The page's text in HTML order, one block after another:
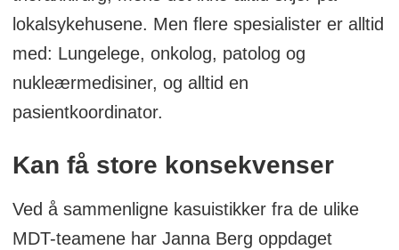
lokalsykehusene. Men flere spesialister er alltid
med: Lungelege, onkolog, patolog og
nukleærmedisiner, og alltid en
pasientkoordinator.
Kan få store konsekvenser
Ved å sammenligne kasuistikker fra de ulike
MDT-teamene har Janna Berg oppdaget